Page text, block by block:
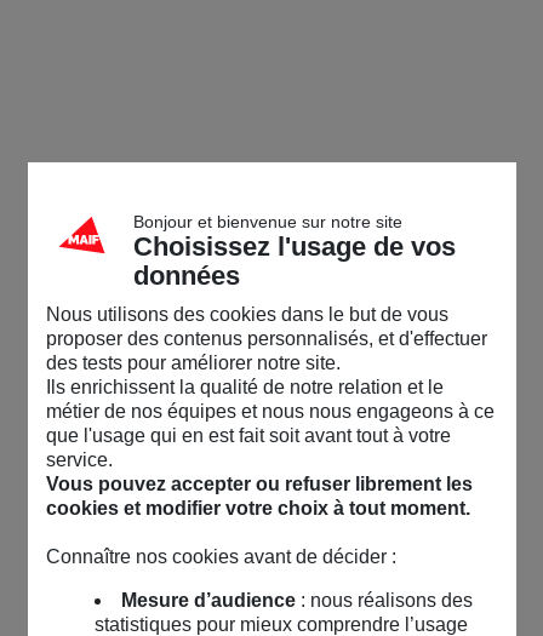
Bonjour et bienvenue sur notre site
Choisissez l'usage de vos
données
Nous utilisons des cookies dans le but de vous
proposer des contenus personnalisés, et d'effectuer
des tests pour améliorer notre site.
Ils enrichissent la qualité de notre relation et le
métier de nos équipes et nous nous engageons à ce
que l'usage qui en est fait soit avant tout à votre
service.
Vous pouvez accepter ou refuser librement les
cookies et modifier votre choix à tout moment.
Connaître nos cookies avant de décider :
Mesure d’audience: nous réalisons des
statistiques pour mieux comprendre l’usage